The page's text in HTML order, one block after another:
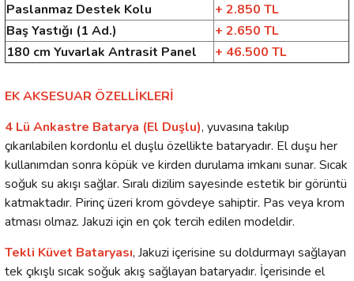
Paslanmaz Destek Kolu
+ 2.850 TL
Baş Yastığı (1 Ad.)
+ 2.650 TL
180 cm Yuvarlak Antrasit Panel
+ 46.500 TL
EK AKSESUAR ÖZELLİKLERİ
4 Lü Ankastre Batarya (El Duşlu), yuvasına takılıp
çıkarılabilen kordonlu el duşlu özellikte bataryadır. El duşu her
kullanımdan sonra köpük ve kirden durulama imkanı sunar. Sıcak
soğuk su akışı sağlar. Sıralı dizilim sayesinde estetik bir görüntü
katmaktadır. Pirinç üzeri krom gövdeye sahiptir. Pas veya krom
atması olmaz. Jakuzi için en çok tercih edilen modeldir.
Tekli Küvet Bataryası, Jakuzi içerisine su doldurmayı sağlayan
tek çıkışlı sıcak soğuk akış sağlayan bataryadır. İçerisinde el